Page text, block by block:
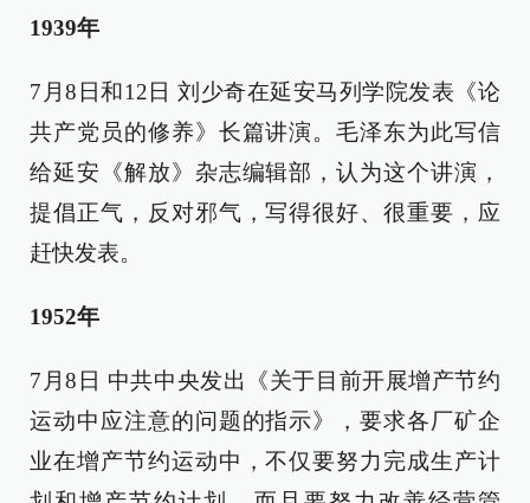
1939年
7月8日和12日 刘少奇在延安马列学院发表《论
共产党员的修养》长篇讲演。毛泽东为此写信
给延安《解放》杂志编辑部，认为这个讲演，
提倡正气，反对邪气，写得很好、很重要，应
赶快发表。
1952年
7月8日 中共中央发出《关于目前开展增产节约
运动中应注意的问题的指示》，要求各厂矿企
业在增产节约运动中，不仅要努力完成生产计